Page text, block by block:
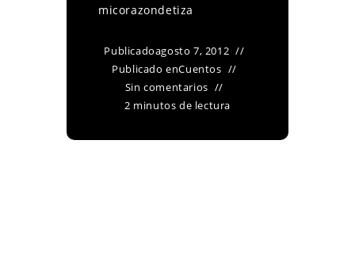
micorazondetiza
Publicadoagosto 7, 2012
Publicado enCuentos
Sin comentarios
2 minutos de lectura